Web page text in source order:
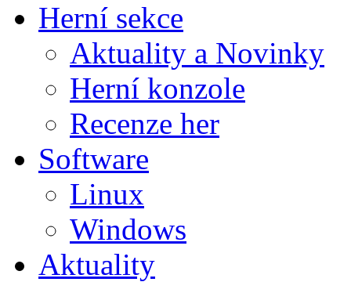
Herní sekce
Aktuality a Novinky
Herní konzole
Recenze her
Software
Linux
Windows
Aktuality